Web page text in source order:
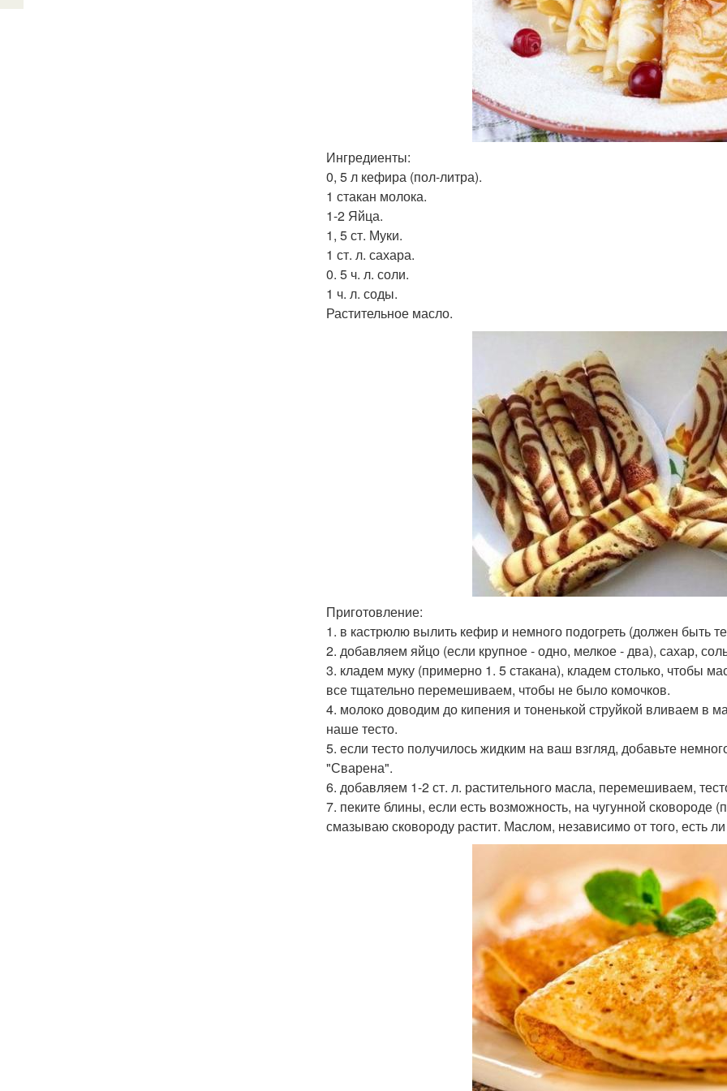
Ингредиенты:
0, 5 л кефира (пол-литра).
1 стакан молока.
1-2 Яйца.
1, 5 ст. Муки.
1 ст. л. сахара.
0. 5 ч. л. соли.
1 ч. л. соды.
Растительное масло.
Приготовление:
1. в кастрюлю вылить кефир и немного подогреть (должен быть
2. добавляем яйцо (если крупное - одно, мелкое - два), сахар,
3. кладем муку (примерно 1. 5 стакана), кладем столько, чтобы
все тщательно перемешиваем, чтобы не было комочков.
4. молоко доводим до кипения и тоненькой струйкой вливаем в
наше тесто.
5. если тесто получилось жидким на ваш взгляд, добавьте
"Сварена".
6. добавляем 1-2 ст. л. растительного масла, перемешиваем,
7. пеките блины, если есть возможность, на чугунной
смазываю сковороду растит. Маслом, независимо от того, есть